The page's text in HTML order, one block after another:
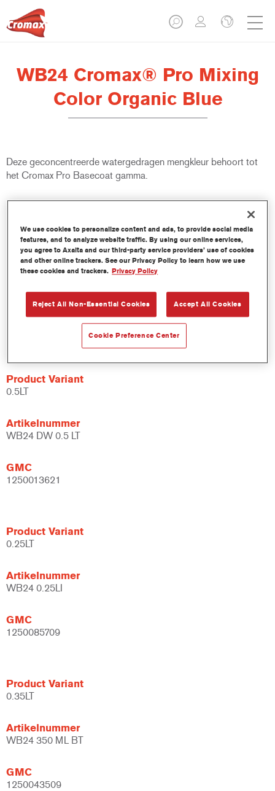
WB24 Cromax® Pro Mixing
Color Organic Blue
Deze geconcentreerde watergedragen mengkleur behoort tot
het Cromax Pro Basecoat gamma.
kleurovereenstemming.
Snel en zuinig gebruik; helpt de doorstroming en de
productiviteit te verbeteren.
Maakt deel uit van een gevestigd en uitgebreid kleur- en
Uitgebreide toepassingsmogelijkheden.
Flexibel - kan gebruikt worden bij verschillende
klimaatomstandigheden en met verschillende
applicatietechnieken.
Product Variant
0.5LT
Artikelnummer
WB24 DW 0.5 LT
GMC
1250013621
Product Variant
0.25LT
Artikelnummer
WB24 0.25LI
GMC
1250085709
Product Variant
0.35LT
Artikelnummer
WB24 350 ML BT
GMC
1250043509
We use cookies to personalize content and ads, to provide social media
features, and to analyze website traffic. By using our online services,
you agree to Axalta and our third-party service providers’ use of cookies
and other online trackers. See our Privacy Policy to learn how we use
these cookies and trackers. Privacy Policy
Reject All Non-Essential Cookies Accept All Cookies
Cookie Preference Center